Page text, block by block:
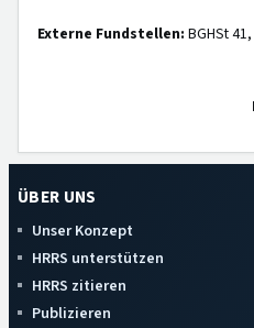
Externe Fundstellen: BGHSt
ÜBER UNS
Unser Konzept
HRRS unterstützen
HRRS zitieren
Publizieren